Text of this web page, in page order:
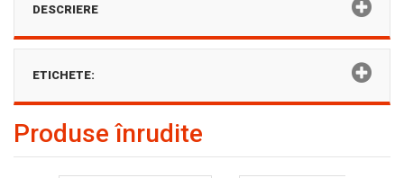
DESCRIERE
ETICHETE:
Produse înrudite